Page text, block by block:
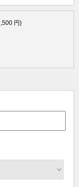
円)